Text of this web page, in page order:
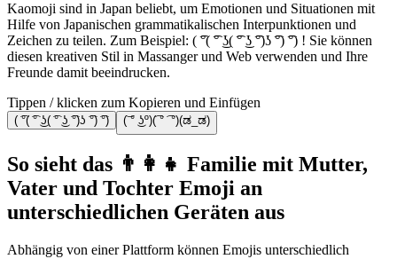
Kaomoji sind in Japan beliebt, um Emotionen und Situationen mit
Hilfe von Japanischen grammatikalischen Interpunktionen und
Zeichen zu teilen. Zum Beispiel: ( ͡°( ͡° ͜ʖ( ͡° ͜ʖ ͡°)ʖ ͡°) ͡°) ! Sie können
diesen kreativen Stil in Massanger und Web verwenden und Ihre
Freunde damit beeindrucken.
Tippen / klicken zum Kopieren und Einfügen
( ͡°( ͡° ͜ʖ( ͡° ͜ʖ ͡°)ʖ ͡°) ͡°) (͝ ° ͜ʖº)(͡ ° ͡ °)(ಡ_ಡ)
So sieht das 👨‍👩‍👧 Familie mit Mutter,
Vater und Tochter Emoji an
unterschiedlichen Geräten aus
Abhängig von einer Plattform können Emojis unterschiedlich